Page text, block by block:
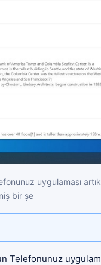
uygulaması
bir şe
Telefonunuz